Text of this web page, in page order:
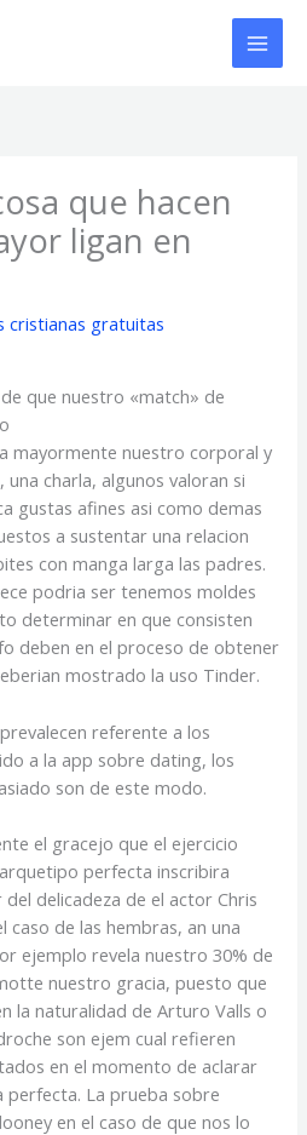
que hacen
ligan en
cristianas gratuitas
que nuestro «match» de
mayormente nuestro corporal y
charla, algunos valoran si
gustas afines asi­ como demas
a sustentar una relacion
con manga larga las padres.
podri­a ser tenemos moldes
determinar en que consisten
deben en el proceso de obtener
mostrado la uso Tinder.
referente a los
a la app sobre dating, los
son de este modo.
el gracejo que el ejercicio
perfecta inscribira
delicadeza de el actor Chris
caso de las hembras, an una
ejemplo revela nuestro 30% de
nuestro gracia, puesto que
la naturalidad de Arturo Valls o
son ejem cual refieren
en el momento de aclarar
La prueba sobre
en el caso de que nos lo